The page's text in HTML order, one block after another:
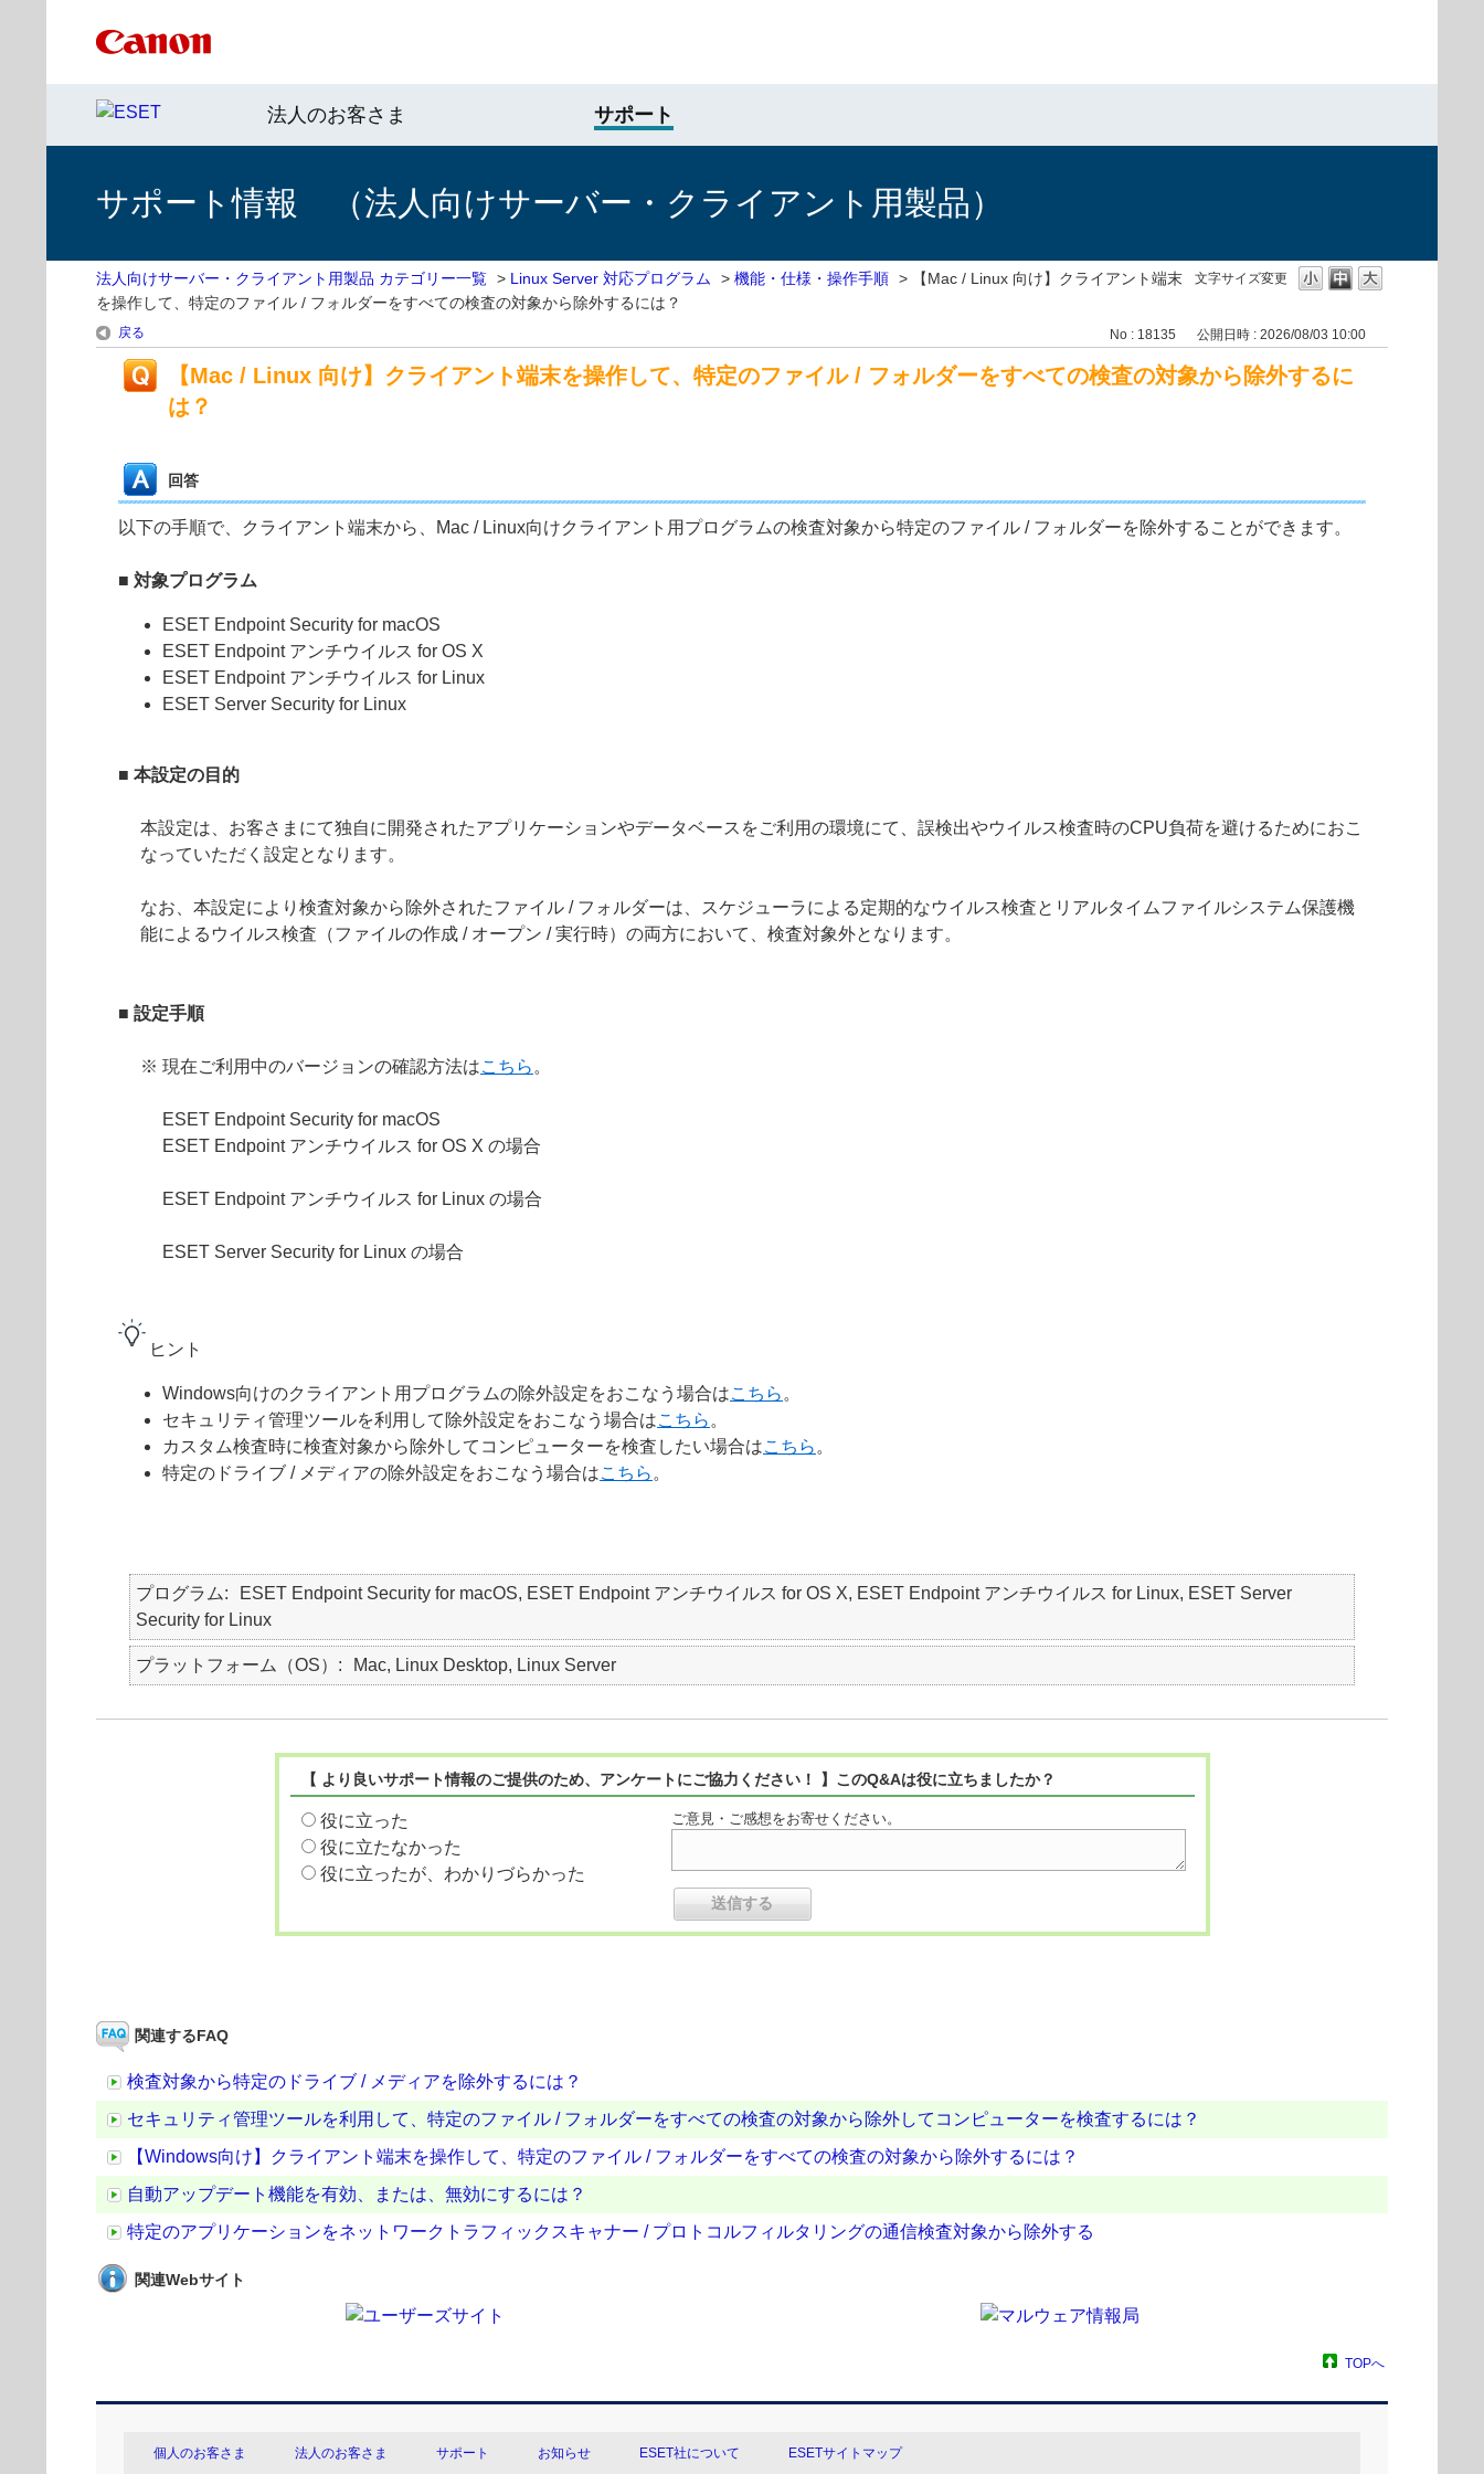
法人のお客さま サポート
サポート情報 （法人向けサーバー・クライアント用製品）
文字サイズ変更
法人向けサーバー・クライアント用製品 カテゴリー一覧 > Linux Server 対応プログラム > 機能・仕様・操作手順 >
【Mac / Linux 向け】クライアント端末
を操作して、特定のファイル / フォルダーをすべての検査の対象から除外するには？
戻る No : 18135 公開日時 : 2026/08/03 10:00
【Mac / Linux 向け】クライアント端末を操作して、特定のファイル / フォルダーをすべての検査の対象から除外するに
は？
回答
以下の手順で、クライアント端末から、Mac / Linux向けクライアント用プログラムの検査対象から特定のファイル / フォルダーを除外することができます。
■ 対象プログラム
ESET Endpoint Security for macOS
ESET Endpoint アンチウイルス for OS X
ESET Endpoint アンチウイルス for Linux
ESET Server Security for Linux
■ 本設定の目的
本設定は、お客さまにて独自に開発されたアプリケーションやデータベースをご利用の環境にて、誤検出やウイルス検査時のCPU負荷を避けるためにおこ
なっていただく設定となります。
なお、本設定により検査対象から除外されたファイル / フォルダーは、スケジューラによる定期的なウイルス検査とリアルタイムファイルシステム保護機
能によるウイルス検査（ファイルの作成 / オープン / 実行時）の両方において、検査対象外となります。
■ 設定手順
※ 現在ご利用中のバージョンの確認方法はこちら 。
ESET Endpoint Security for macOS
ESET Endpoint アンチウイルス for OS X の場合
ESET Endpoint アンチウイルス for Linux の場合
ESET Server Security for Linux の場合
ヒント
Windows向けのクライアント用プログラムの除外設定をおこなう場合はこちら 。
セキュリティ管理ツールを利用して除外設定をおこなう場合はこちら 。
カスタム検査時に検査対象から除外してコンピューターを検査したい場合はこちら 。
特定のドライブ / メディアの除外設定をおこなう場合はこちら 。
プログラム
ESET Endpoint Security for macOS, ESET Endpoint アンチウイルス for OS X, ESET Endpoint アンチウイルス for Linux, ESET Server
Security for Linux
プラットフォーム（OS） Mac, Linux Desktop, Linux Server
【 より良いサポート情報のご提供のため、アンケートにご協力ください！ 】このQ&Aは役に立ちましたか？
役に立った
役に立たなかった
役に立ったが、わかりづらかった
ご意見・ご感想をお寄せください。
関連するFAQ
検査対象から特定のドライブ / メディアを除外するには？
セキュリティ管理ツールを利用して、特定のファイル / フォルダーをすべての検査の対象から除外してコンピューターを検査するには？
【Windows向け】クライアント端末を操作して、特定のファイル / フォルダーをすべての検査の対象から除外するには？
自動アップデート機能を有効、または、無効にするには？
特定のアプリケーションをネットワークトラフィックスキャナー / プロトコルフィルタリングの通信検査対象から除外する
関連Webサイト
TOPへ
個人のお客さま 法人のお客さま サポート お知らせ ESET社について ESETサイトマップ